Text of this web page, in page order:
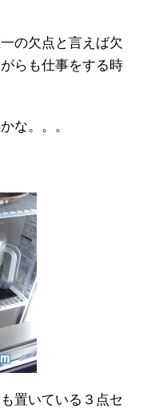
の欠点と言えば欠
らも仕事をする時
な。。。
置いている３点セ